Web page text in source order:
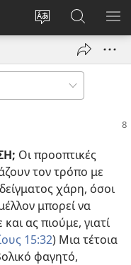
Αλλαγή
γλώσσας
ιστότοπου
Σύνδεση
(ανοίγει
παράθυρο)
στο
JW.ORG
Οι προοπτικές
τον τρόπο με
χάρη, όσοι
μπορεί να
ας πιούμε, γιατί
15:32) Μια τέτοια
φαγητό,